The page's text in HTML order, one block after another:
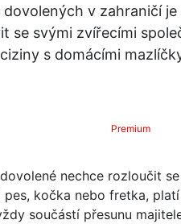
v zahraničí
se svými zvířecími
s domácími
Premium
nechce rozloučit
kočka nebo fretka,
součástí přesunu